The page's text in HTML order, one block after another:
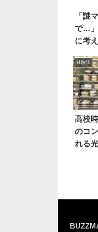
「謎
で…」
に考
体験談
高校
のコ
れる